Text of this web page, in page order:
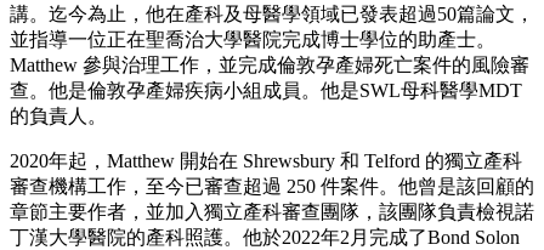
講。迄今為止，他在產科及母醫學領域已發表超過50篇論文，
並指導一位正在聖喬治大學醫院完成博士學位的助產士。
Matthew 參與治理工作，並完成倫敦孕產婦死亡案件的風險審
查。他是倫敦孕產婦疾病小組成員。他是SWL母科醫學MDT
的負責人。
2020年起，Matthew 開始在 Shrewsbury 和 Telford 的獨立產科
審查機構工作，至今已審查超過 250 件案件。他曾是該回顧的
章節主要作者，並加入獨立產科審查團隊，該團隊負責檢視諾
丁漢大學醫院的產科照護。他於2022年2月完成了Bond Solon